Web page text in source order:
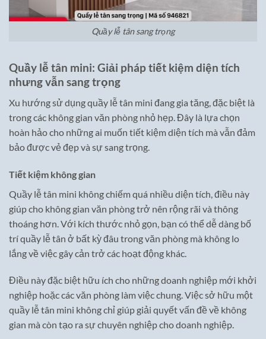
Quầy lễ tân sang trọng
Quầy lễ tân mini: Giải pháp tiết kiệm diện tích
nhưng vẫn sang trọng
Xu hướng sử dụng quầy lễ tân mini đang gia tăng, đặc biệt là
trong các không gian văn phòng nhỏ hẹp. Đây là lựa chọn
hoàn hảo cho những ai muốn tiết kiệm diện tích mà vẫn đảm
bảo được vẻ đẹp và sự sang trọng.
Tiết kiệm không gian
Quầy lễ tân mini không chiếm quá nhiều diện tích, điều này
giúp cho không gian văn phòng trở nên rộng rãi và thông
thoáng hơn. Với kích thước nhỏ gọn, bạn có thể dễ dàng bố
trí quầy lễ tân ở bất kỳ đâu trong văn phòng mà không lo
lắng về việc gây cản trở các hoạt động khác.
Điều này đặc biệt hữu ích cho những doanh nghiệp mới khởi
nghiệp hoặc các văn phòng làm việc chung. Việc sở hữu một
quầy lễ tân mini không chỉ giúp giải quyết vấn đề về không
gian mà còn tạo ra sự chuyên nghiệp cho doanh nghiệp.